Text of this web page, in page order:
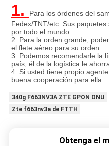
1.
Para los órdenes del
Fedex/TNT/etc. Sus
por todo el mundo.
2. Para la orden grande,
el flete aéreo para su orden.
3. Podemos recomendarle la
país, él de la logística le
4. Si usted tiene propio
buena cooperación para ella.
340g F663NV3A ZTE GPON ONU
Zte f663nv3a de FTTH
Obtenga el